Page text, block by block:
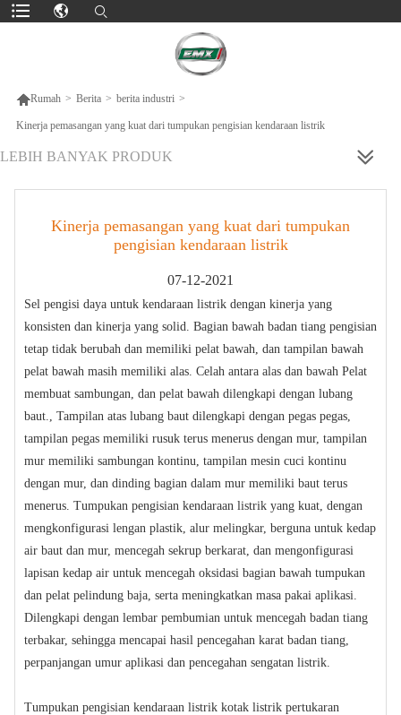
Rumah > Berita > berita industri >
Kinerja pemasangan yang kuat dari tumpukan pengisian kendaraan listrik
LEBIH BANYAK PRODUK
Kinerja pemasangan yang kuat dari tumpukan
pengisian kendaraan listrik
07-12-2021
Sel pengisi daya untuk kendaraan listrik dengan kinerja yang
konsisten dan kinerja yang solid. Bagian bawah badan tiang pengisian
tetap tidak berubah dan memiliki pelat bawah, dan tampilan bawah
pelat bawah masih memiliki alas. Celah antara alas dan bawah Pelat
membuat sambungan, dan pelat bawah dilengkapi dengan lubang
baut., Tampilan atas lubang baut dilengkapi dengan pegas pegas,
tampilan pegas memiliki rusuk terus menerus dengan mur, tampilan
mur memiliki sambungan kontinu, tampilan mesin cuci kontinu
dengan mur, dan dinding bagian dalam mur memiliki baut terus
menerus. Tumpukan pengisian kendaraan listrik yang kuat, dengan
mengkonfigurasi lengan plastik, alur melingkar, berguna untuk kedap
air baut dan mur, mencegah sekrup berkarat, dan mengonfigurasi
lapisan kedap air untuk mencegah oksidasi bagian bawah tumpukan
dan pelat pelindung baja, serta meningkatkan masa pakai aplikasi.
Dilengkapi dengan lembar pembumian untuk mencegah badan tiang
terbakar, sehingga mencapai hasil pencegahan karat badan tiang,
perpanjangan umur aplikasi dan pencegahan sengatan listrik.
Tumpukan pengisian kendaraan listrik kotak listrik pertukaran